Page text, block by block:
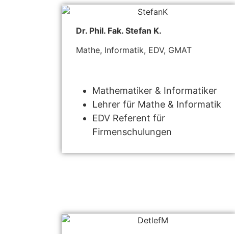
Dr. Phil. Fak. Stefan K.
Mathe, Informatik, EDV, GMAT
Mathematiker & Informatiker
Lehrer für Mathe & Informatik
EDV Referent für
Firmenschulungen